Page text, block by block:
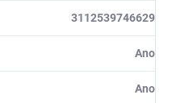
3112539746629
Ano
Ano